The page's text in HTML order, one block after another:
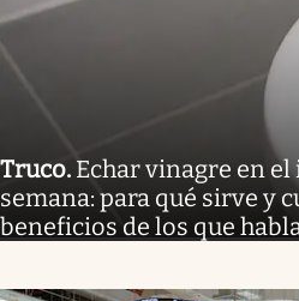
Truco. Echar vinagre en
semana: para qué sirve y
beneficios de los que